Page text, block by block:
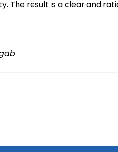
The result is a clear and